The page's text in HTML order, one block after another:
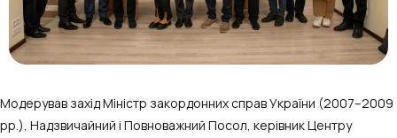
Модерував захід Міністр закордонних справ України (2007–2009
рр.), Надзвичайний і Повноважний Посол, керівник Центру